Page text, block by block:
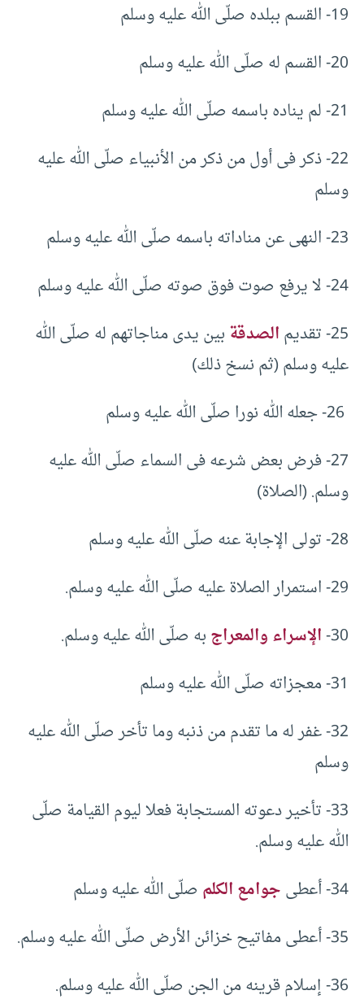
19- القسم ببلده صلّى الله عليه وسلم
20- القسم له صلّى الله عليه وسلم
21- لم يناده باسمه صلّى الله عليه وسلم
22- ذكر فى أول من ذكر من الأنبياء صلّى الله عليه
وسلم
23- النهى عن مناداته باسمه صلّى الله عليه وسلم
24- لا يرفع صوت فوق صوته صلّى الله عليه وسلم
25- تقديم
الصدقةبين يدى مناجاتهم له صلّى الله
عليه وسلم (ثم نسخ ذلك)
27- فرض بعض شرعه فى السماء صلّى الله عليه
وسلم. (الصلاة)
28- تولى الإجابة عنه صلّى الله عليه وسلم
29- استمرار الصلاة عليه صلّى الله عليه وسلم.
30- الإسراء والمعراجبه صلّى الله عليه وسلم.
31- معجزاته صلّى الله عليه وسلم
32- غفر له ما تقدم من ذنبه وما تأخر صلّى الله عليه
وسلم
33- تأخير دعوته المستجابة فعلا ليوم القيامة صلّى
الله عليه وسلم.
34- أعطى
جوامع الكلم صلّى الله عليه وسلم
35- أعطى مفاتيح خزائن الأرض صلّى الله عليه وسلم.
36- إسلام قرينه من الجن صلّى الله عليه وسلم.